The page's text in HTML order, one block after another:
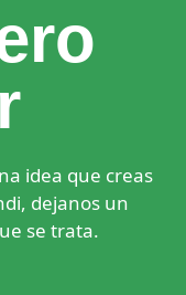
idea que creas
dejanos un
se trata.